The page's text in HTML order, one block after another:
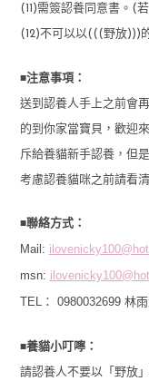
(11)需簽認養同意書。(
(12)不可以以(((野放)))
■注意事項：
送到認養人手上之前會
的到你家當寶貝，歡迎
斥給養貓新手認養，但
考慮認養貓咪之前請看
■聯絡方式：
Mail:
msn:
TEL： 0980032699林雨
■養貓小叮嚀：
請認養人不要以「野放